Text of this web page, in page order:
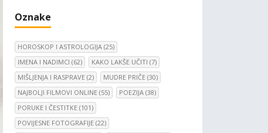
Oznake
HOROSKOP I ASTROLOGIJA (25)
IMENA I NADIMCI (62) KAKO LAKŠE UČITI (7)
MIŠLJENJA I RASPRAVE (2) MUDRE PRIČE (30)
NAJBOLJI FILMOVI ONLINE (55) POEZIJA (38)
PORUKE I ČESTITKE (101)
POVIJESNE FOTOGRAFIJE (22)